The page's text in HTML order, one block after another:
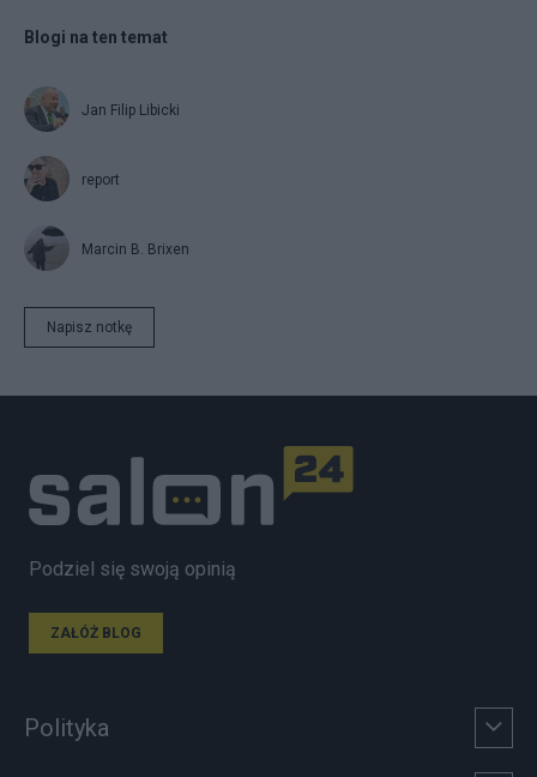
Blogi na ten temat
Jan Filip Libicki
report
Marcin B. Brixen
Napisz notkę
Podziel się swoją opinią
ZAŁÓŻ BLOG
Polityka